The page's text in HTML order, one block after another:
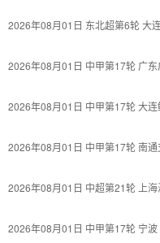
2026年08月01日 东北超第6轮 大
2026年08月01日 中甲第17轮 广
2026年08月01日 中甲第17轮 大
2026年08月01日 中甲第17轮 南
2026年08月01日 中超第21轮 上
2026年08月01日 中甲第17轮 宁